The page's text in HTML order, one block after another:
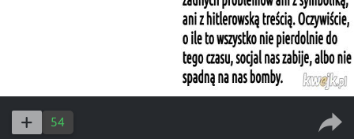
54